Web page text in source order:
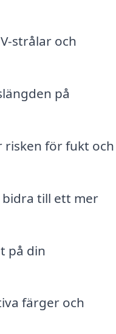
strålar och
på
risken för fukt och
till ett mer
på din
färger och